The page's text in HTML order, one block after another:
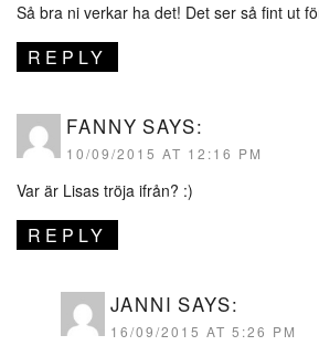
Så bra ni verkar ha det! Det ser så fint ut
REPLY
FANNY SAYS:
10/09/2015 AT 12:16 PM
Var är Lisas tröja ifrån? :)
REPLY
JANNI SAYS:
16/09/2015 AT 5:26 PM